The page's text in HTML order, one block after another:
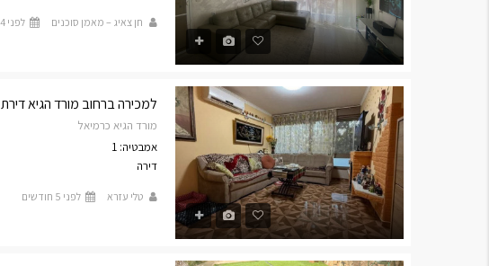
חן צאיג – מאמן סוכנים לפני 4 חודשים
למכירה ברחוב מורד הגיא דירת 3 חדרים
מורד הגיא כרמיאל
אמבטיה: 1
דירה
טלי עזרא לפני 5 חודשים